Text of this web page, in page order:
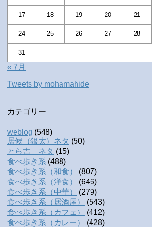
17 18 19 20 21
24 25 26 27 28
31
« 7月
Tweets by mohamahide
カテゴリー
weblog (548)
居候（銀太）ネタ (50)
とら吉 ネタ (15)
食べ歩き系 (488)
食べ歩き系（和食）
(807)
食べ歩き系（洋食）
(646)
食べ歩き系（中華）
(279)
食べ歩き系（居酒屋）
(543)
食べ歩き系（カフェ）
(412)
食べ歩き系（カレー）
(428)